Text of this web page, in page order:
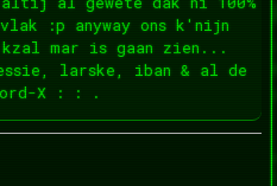
:p anyway ons k'nijn
kzal mar is gaan zien...
larske, iban & al de
X : : .